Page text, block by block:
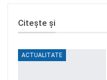
Citește și
ACTUALITATE